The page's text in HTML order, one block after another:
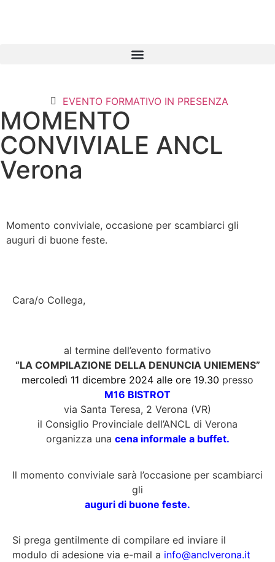
EVENTO FORMATIVO IN PRESENZA
MOMENTO
CONVIVIALE ANCL
Verona
Momento conviviale, occasione per scambiarci gli
auguri di buone feste.
Cara/o Collega,
al termine dell’evento formativo
“LA COMPILAZIONE DELLA DENUNCIA UNIEMENS”
mercoledì 11 dicembre 2024 alle ore 19.30 presso
M16 BISTROT
via Santa Teresa, 2 Verona (VR)
il Consiglio Provinciale dell’ANCL di Verona
organizza una cena informale a buffet.
Il momento conviviale sarà l’occasione per scambiarci
gli
auguri di buone feste.
Si prega gentilmente di compilare ed inviare il
modulo di adesione via e-mail a info@anclverona.it